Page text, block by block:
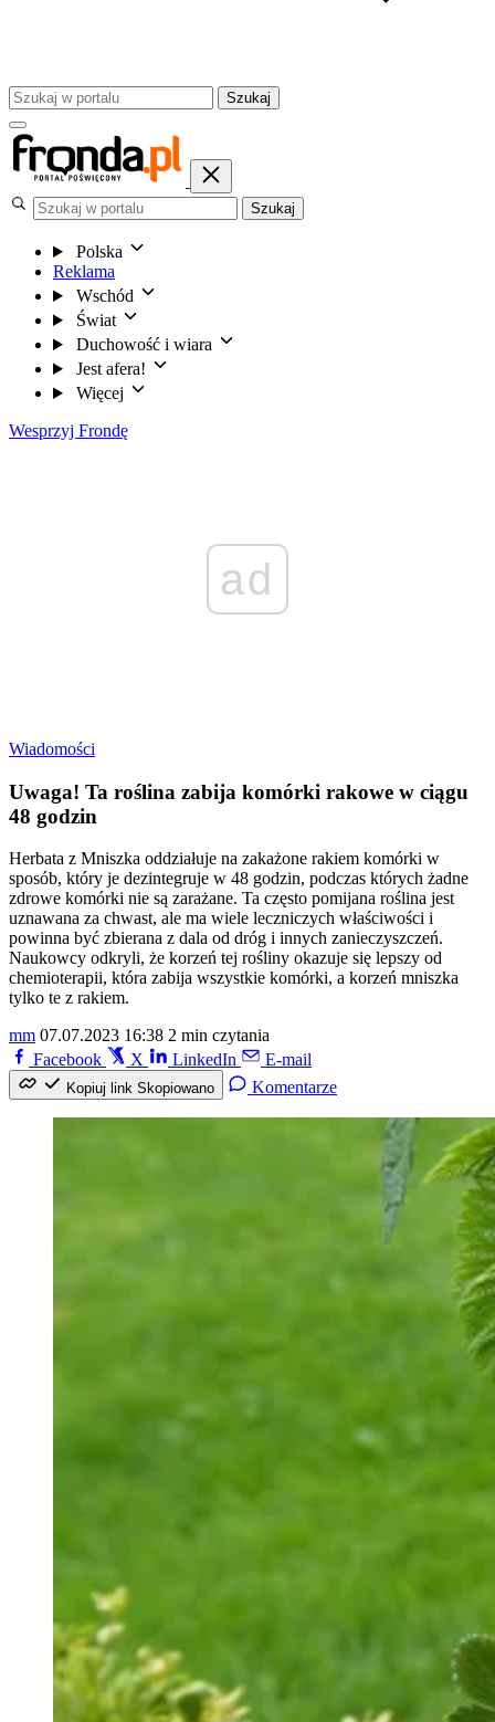
Szukaj
Szukaj
Polska
Reklama
Wschód
Świat
Duchowość i wiara
Jest afera!
Więcej
Wesprzyj Frondę
ad
Wiadomości
Uwaga! Ta roślina zabija komórki rakowe w ciągu
48 godzin
Herbata z Mniszka oddziałuje na zakażone rakiem komórki w
sposób, który je dezintegruje w 48 godzin, podczas których żadne
zdrowe komórki nie są zarażane. Ta często pomijana roślina jest
uznawana za chwast, ale ma wiele leczniczych właściwości i
powinna być zbierana z dala od dróg i innych zanieczyszczeń.
Naukowcy odkryli, że korzeń tej rośliny okazuje się lepszy od
chemioterapii, która zabija wszystkie komórki, a korzeń mniszka
tylko te z rakiem.
mm 07.07.2023 16:38 2 min czytania
Facebook
X LinkedIn E-mail
Kopiuj link Skopiowano Komentarze